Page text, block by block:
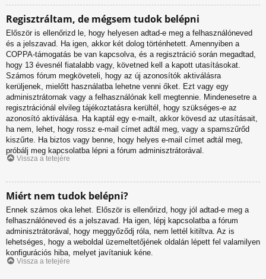
Regisztráltam, de mégsem tudok belépni
Először is ellenőrizd le, hogy helyesen adtad-e meg a felhasználóneved
és a jelszavad. Ha igen, akkor két dolog történhetett. Amennyiben a
COPPA-támogatás be van kapcsolva, és a regisztráció során megadtad,
hogy 13 évesnél fiatalabb vagy, követned kell a kapott utasításokat.
Számos fórum megköveteli, hogy az új azonosítók aktiválásra
kerüljenek, mielőtt használatba lehetne venni őket. Ezt vagy egy
adminisztrátornak vagy a felhasználónak kell megtennie. Mindenesetre a
regisztrációnál elvileg tájékoztatásra kerültél, hogy szükséges-e az
azonosító aktiválása. Ha kaptál egy e-mailt, akkor kövesd az utasításait,
ha nem, lehet, hogy rossz e-mail címet adtál meg, vagy a spamszűrőd
kiszűrte. Ha biztos vagy benne, hogy helyes e-mail címet adtál meg,
próbálj meg kapcsolatba lépni a fórum adminisztrátorával.
Vissza a tetejére
Miért nem tudok belépni?
Ennek számos oka lehet. Először is ellenőrizd, hogy jól adtad-e meg a
felhasználóneved és a jelszavad. Ha igen, lépj kapcsolatba a fórum
adminisztrátorával, hogy meggyőződj róla, nem lettél kitiltva. Az is
lehetséges, hogy a weboldal üzemeltetőjének oldalán lépett fel valamilyen
konfigurációs hiba, melyet javítaniuk kéne.
Vissza a tetejére